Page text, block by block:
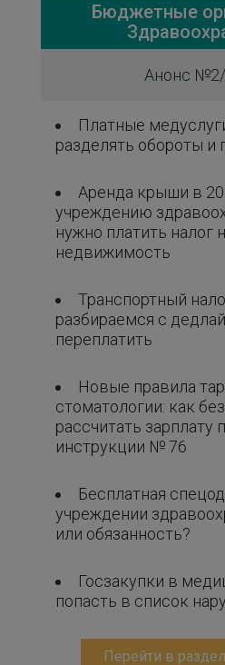
Бюджетные
Анонс
Платные
разделять обороты и
Аренда крыши в
учреждению
нужно платить налог
недвижимость
Транспортный
разбираемся с
переплатить
Новые правила
стоматологии: как
рассчитать зарплату
инструкции № 76
Бесплатная
учреждении
или обязанность?
Госзакупки в
попасть в список
Перейти в